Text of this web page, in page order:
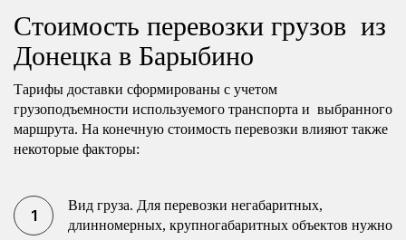
Стоимость перевозки грузов из
Донецка в Барыбино
Тарифы доставки сформированы с учетом
грузоподъемности используемого транспорта и выбранного
маршрута. На конечную стоимость перевозки влияют также
некоторые факторы:
Вид груза. Для перевозки негабаритных,
длинномерных, крупногабаритных объектов нужно